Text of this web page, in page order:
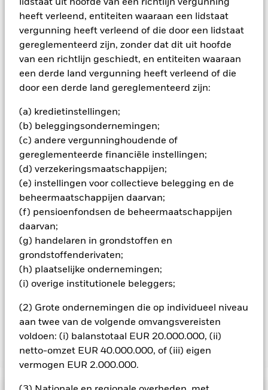
lidstaat uit hoofde van een richtlijn vergunning
heeft verleend, entiteiten waaraan een lidstaat
vergunning heeft verleend of die door een lidstaat
gereglementeerd zijn, zonder dat dit uit hoofde
van een richtlijn geschiedt, en entiteiten waaraan
een derde land vergunning heeft verleend of die
door een derde land gereglementeerd zijn:
(a) kredietinstellingen;
(b) beleggingsondernemingen;
(c) andere vergunninghoudende of
gereglementeerde financiële instellingen;
(d) verzekeringsmaatschappijen;
(e) instellingen voor collectieve belegging en de
beheermaatschappijen daarvan;
(f) pensioenfondsen de beheermaatschappijen
daarvan;
(g) handelaren in grondstoffen en
grondstoffenderivaten;
(h) plaatselijke ondernemingen;
(i) overige institutionele beleggers;
(2) Grote ondernemingen die op individueel niveau
aan twee van de volgende omvangsvereisten
voldoen: (i) balanstotaal EUR 20.000.000, (ii)
netto-omzet EUR 40.000.000, of (iii) eigen
vermogen EUR 2.000.000.
voorspelbaar kunnen ontwikkelen en minder liquide kunnen
zijn dan aandelen van grotere ondernemingen.
Alle aandelenklassen met valutahedging van dit fonds
gebruiken derivaten om valutarisico's af te dekken. Het
gebruik van derivaten voor een aandelenklasse kan een
potentieel besmettingsrisico (ook bekend als spill-over) voor
beheermaatschappij van het fonds waarborgt dat er
geschikte procedures worden gebruikt om het
minimaliseren. Via het uitklapvakje direct onder de naam van
het fonds, kunt u een lijst van alle aandelenklassen in het
fonds bekijken – aandelenklassen met valutahedging worden
aangegeven door het woord 'Hedged' in de naam van de
aandelenklasse. Daarnaast is een volledige lijst van alle
aandelenklassen met valutahedging op aanvraag
verkrijgbaar bij de beheermaatschappij van het fonds.
In de mate waarin het Fonds effecten uitleent om zijn kosten
te reduceren, ontvangt het Fonds 62,5% van de hiermee
verbonden inkomsten en komen de resterende 37,5% ten
goede aan BlackRock als effectenuitleenagent. Aangezien de
verdeling van opbrengsten uit effectenleningen de
exploitatiekosten van het Fonds niet verhoogt, is deze niet in
Toon minder